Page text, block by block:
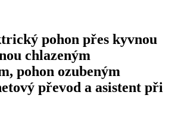
pohon přes kyvnou
chlazeným
pohon ozubeným
převod a asistent při